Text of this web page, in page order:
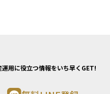
運用に役立つ情報をいち早くGET!